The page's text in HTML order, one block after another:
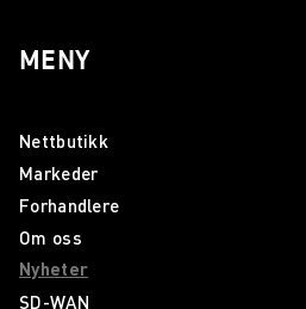
MENY
Nettbutikk
Markeder
Forhandlere
Om oss
Nyheter
SD-WAN